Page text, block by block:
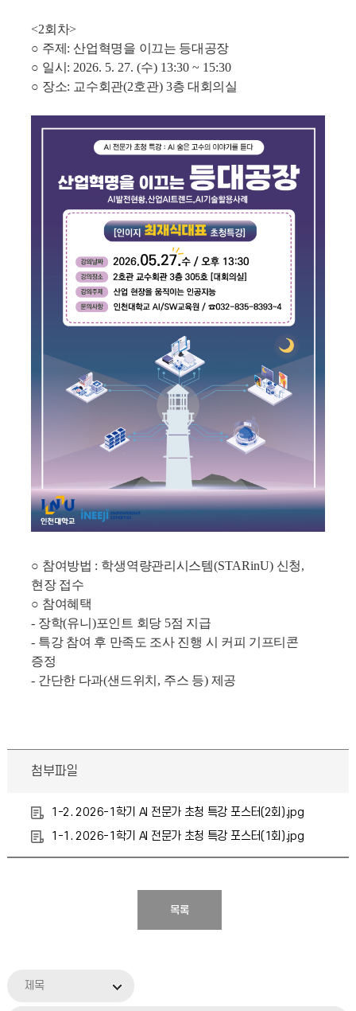
<2회차>
○ 주제 :산업혁명을 이끄는 등대공장
○ 일시 : 2026. 5. 27. (수) 13:30 ~ 15:30
○ 장소: 교수회관(2호관) 3층 대회의실
○ 참여방법 : 학생역량관리시스템(STARinU) 신청,
현장 접수
○ 참여혜택
- 장학(유니 )포인트 회당 5점 지급
- 특강 참여 후 만족도 조사 진행 시 커피 기프티콘
증정
- 간단한 다과(샌드위치 , 주스 등) 제공
첨부파일
1-2. 2026-1학기 AI 전문가 초청 특강 포스터(2회).jpg
1-1. 2026-1학기 AI 전문가 초청 특강 포스터(1회).jpg
목록
제목